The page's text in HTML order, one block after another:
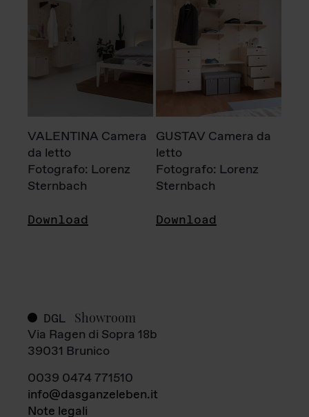
VALENTINA Camera
da letto
Fotografo: Lorenz
Sternbach
Download
GUSTAV Camera da
letto
Fotografo: Lorenz
Sternbach
Download
DGL Showroom
Via Ragen di Sopra 18b
39031 Brunico
0039 0474 771510
info@dasganzeleben.it
Note legali